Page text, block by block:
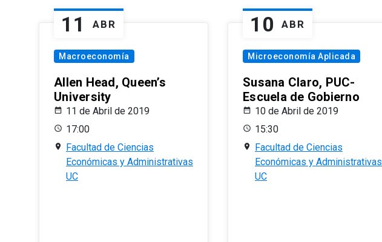
11 ABR
Macroeconomía
Allen Head, Queen’s
University
11 de Abril de 2019
17:00
Facultad de Ciencias
Económicas y Administrativas
UC
10 ABR
Microeconomía Aplicada
Susana Claro, PUC-
Escuela de Gobierno
10 de Abril de 2019
15:30
Facultad de Ciencias
Económicas y Administrativas
UC